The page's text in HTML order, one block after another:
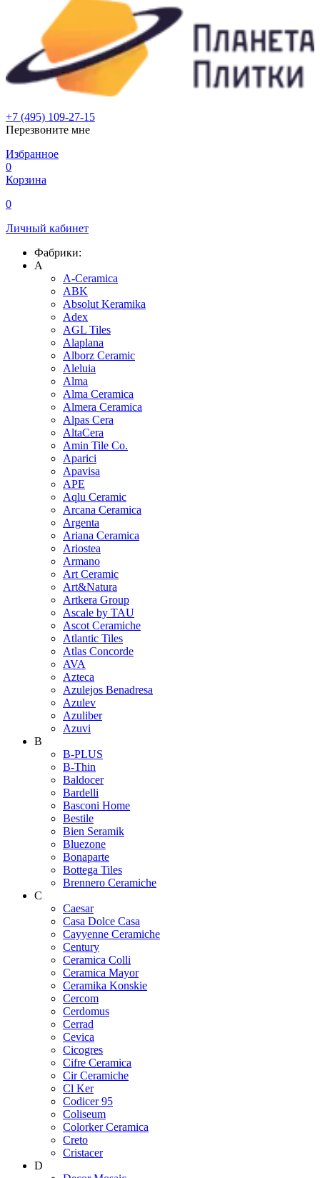
+7 (495) 109-27-15
Перезвоните мне
Избранное
0
Корзина
0
Личный кабинет
Фабрики:
A
A-Ceramica
ABK
Absolut Keramika
Adex
AGL Tiles
Alaplana
Alborz Ceramic
Aleluia
Alma
Alma Ceramica
Almera Ceramica
Alpas Cera
AltaCera
Amin Tile Co.
Aparici
Apavisa
APE
Aqlu Ceramic
Arcana Ceramica
Argenta
Ariana Ceramica
Ariostea
Armano
Art Ceramic
Art&Natura
Artkera Group
Ascale by TAU
Ascot Ceramiche
Atlantic Tiles
Atlas Concorde
AVA
Azteca
Azulejos Benadresa
Azulev
Azuliber
Azuvi
B
B-PLUS
B-Thin
Baldocer
Bardelli
Basconi Home
Bestile
Bien Seramik
Bluezone
Bonaparte
Bottega Tiles
Brennero Ceramiche
C
Caesar
Casa Dolce Casa
Cayyenne Ceramiche
Century
Ceramica Colli
Ceramica Mayor
Ceramika Konskie
Cercom
Cerdomus
Cerrad
Cevica
Cicogres
Cifre Ceramica
Cir Ceramiche
Cl Ker
Codicer 95
Coliseum
Colorker Ceramica
Creto
Cristacer
D